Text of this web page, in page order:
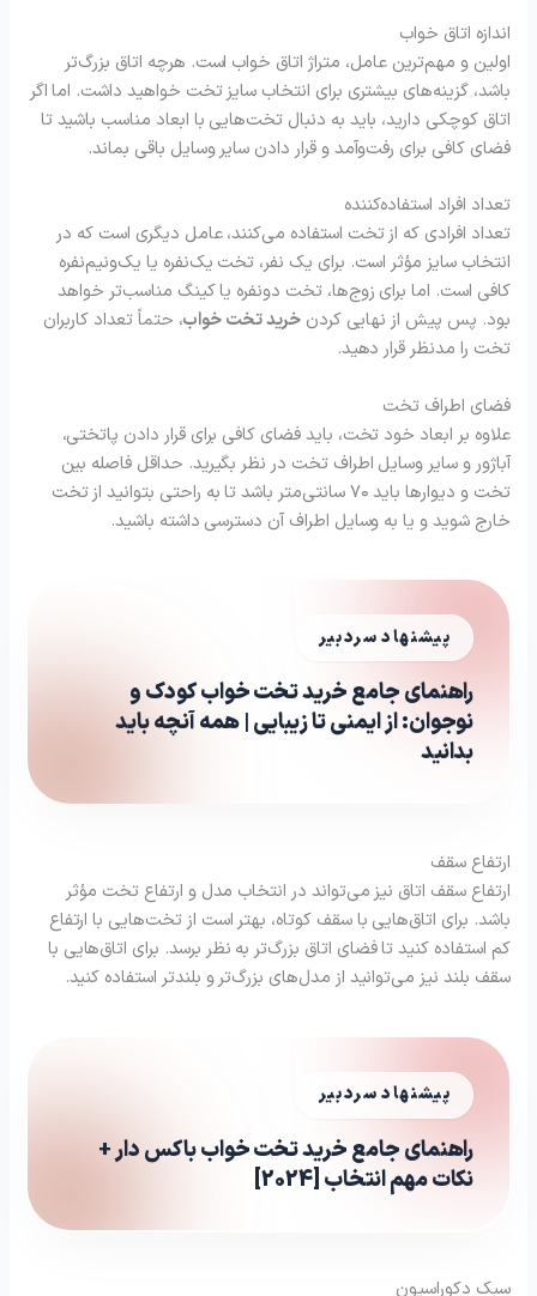
اندازه اتاق خواب
اولین و مهم‌ترین عامل، متراژ اتاق خواب است. هرچه اتاق بزرگ‌تر
باشد، گزینه‌های بیشتری برای انتخاب سایز تخت خواهید داشت. اما اگر
اتاق کوچکی دارید، باید به دنبال تخت‌هایی با ابعاد مناسب باشید تا
فضای کافی برای رفت‌وآمد و قرار دادن سایر وسایل باقی بماند.
تعداد افراد استفاده‌کننده
تعداد افرادی که از تخت استفاده می‌کنند، عامل دیگری است که در
انتخاب سایز مؤثر است. برای یک نفر، تخت یک‌نفره یا یک‌ونیم‌نفره
کافی است. اما برای زوج‌ها، تخت دونفره یا کینگ مناسب‌تر خواهد
بود. پس پیش از نهایی کردنخرید تخت خواب، حتماً تعداد کاربران
تخت را مدنظر قرار دهید.
فضای اطراف تخت
علاوه بر ابعاد خود تخت، باید فضای کافی برای قرار دادن پاتختی،
آباژور و سایر وسایل اطراف تخت در نظر بگیرید. حداقل فاصله بین
تخت و دیوارها باید ۷۰ سانتی‌متر باشد تا به راحتی بتوانید از تخت
خارج شوید و یا به وسایل اطراف آن دسترسی داشته باشید.
پیشنهاد سردبیر
راهنمای جامع خرید تخت خواب کودک و
نوجوان: از ایمنی تا زیبایی | همه آنچه باید
بدانید
ارتفاع سقف
ارتفاع سقف اتاق نیز می‌تواند در انتخاب مدل و ارتفاع تخت مؤثر
باشد. برای اتاق‌هایی با سقف کوتاه، بهتر است از تخت‌هایی با ارتفاع
کم استفاده کنید تا فضای اتاق بزرگ‌تر به نظر برسد. برای اتاق‌هایی با
سقف بلند نیز می‌توانید از مدل‌های بزرگ‌تر و بلندتر استفاده کنید.
پیشنهاد سردبیر
راهنمای جامع خرید تخت خواب باکس دار +
نکات مهم انتخاب [2024]
سبک دکوراسیون